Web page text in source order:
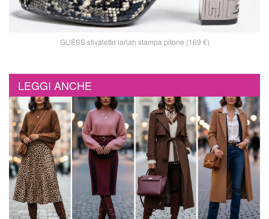
GUESS stivaletto lariah stampa pitone (169 €)
LEGGI ANCHE